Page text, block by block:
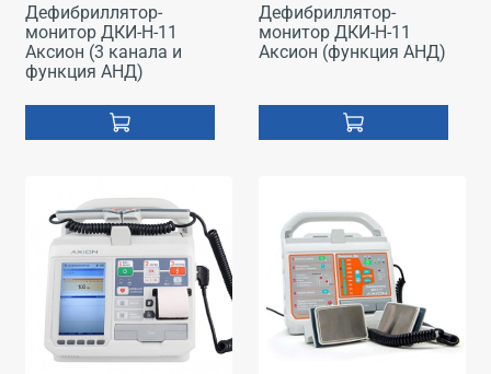
Дефибриллятор-
монитор ДКИ-Н-11
Аксион (3 канала и
функция АНД)
Дефибриллятор-
монитор ДКИ-Н-11
Аксион (функция АНД)